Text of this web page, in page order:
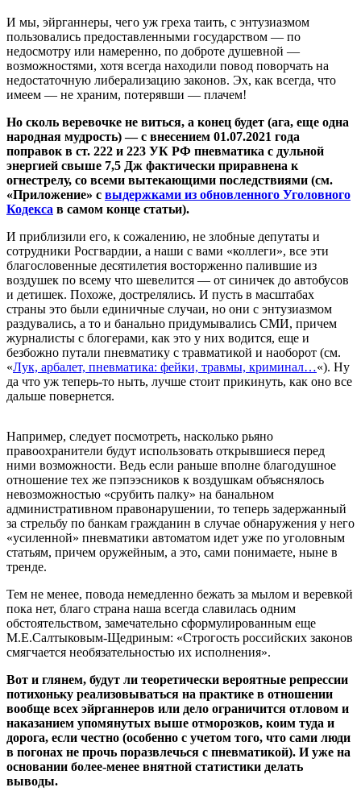
И мы, эйрганнеры, чего уж греха таить, с энтузиазмом
пользовались предоставленными государством — по
недосмотру или намеренно, по доброте душевной —
возможностями, хотя всегда находили повод поворчать на
недостаточную либерализацию законов. Эх, как всегда, что
имеем — не храним, потерявши — плачем!
Но сколь веревочке не виться, а конец будет (ага, еще одна
народная мудрость) — с внесением 01.07.2021 года
поправок в ст. 222 и 223 УК РФ пневматика с дульной
энергией свыше 7,5 Дж фактически приравнена к
огнестрелу, со всеми вытекающими последствиями (см.
«Приложение» с выдержками из обновленного Уголовного
Кодекса в самом конце статьи).
И приблизили его, к сожалению, не злобные депутаты и
сотрудники Росгвардии, а наши с вами «коллеги», все эти
благословенные десятилетия восторженно палившие из
воздушек по всему что шевелится — от синичек до автобусов
и детишек. Похоже, дострелялись. И пусть в масштабах
страны это были единичные случаи, но они с энтузиазмом
раздувались, а то и банально придумывались СМИ, причем
журналисты с блогерами, как это у них водится, еще и
безбожно путали пневматику с травматикой и наоборот (см.
«Лук, арбалет, пневматика: фейки, травмы, криминал…«). Ну
да что уж теперь-то ныть, лучше стоит прикинуть, как оно все
дальше повернется.
Например, следует посмотреть, насколько рьяно
правоохранители будут использовать открывшиеся перед
ними возможности. Ведь если раньше вполне благодушное
отношение тех же пэпээсников к воздушкам объяснялось
невозможностью «срубить палку» на банальном
административном правонарушении, то теперь задержанный
за стрельбу по банкам гражданин в случае обнаружения у него
«усиленной» пневматики автоматом идет уже по уголовным
статьям, причем оружейным, а это, сами понимаете, ныне в
тренде.
Тем не менее, повода немедленно бежать за мылом и веревкой
пока нет, благо страна наша всегда славилась одним
обстоятельством, замечательно сформулированным еще
М.Е.Салтыковым-Щедриным: «Строгость российских законов
смягчается необязательностью их исполнения».
Вот и глянем, будут ли теоретически вероятные репрессии
потихоньку реализовываться на практике в отношении
вообще всех эйрганнеров или дело ограничится отловом и
наказанием упомянутых выше отморозков, коим туда и
дорога, если честно (особенно с учетом того, что сами люди
в погонах не прочь поразвлечься с пневматикой). И уже на
основании более-менее внятной статистики делать
выводы.